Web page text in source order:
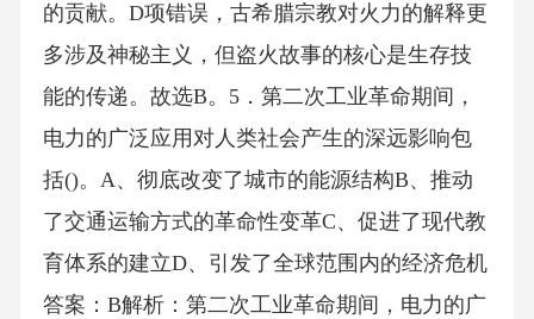
的贡献。D项错误，古希腊宗教对火力的解释更
多涉及神秘主义，但盗火故事的核心是生存技
能的传递。故选B。5．第二次工业革命期间，
电力的广泛应用对人类社会产生的深远影响包
括()。A、彻底改变了城市的能源结构B、推动
了交通运输方式的革命性变革C、促进了现代教
育体系的建立D、引发了全球范围内的经济危机
答案：B解析：第二次工业革命期间，电力的广